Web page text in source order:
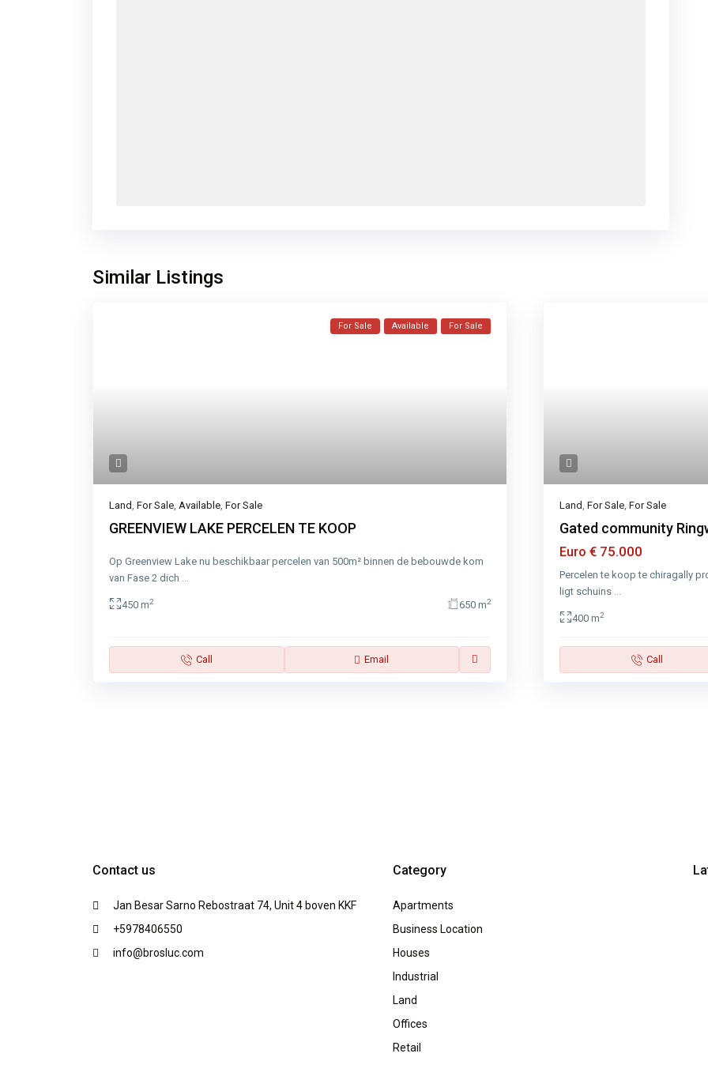
Similar Listings
For Sale Available For Sale
Land, For Sale, Available, For Sale
GREENVIEW LAKE PERCELEN TE KOOP
Op Greenview Lake nu beschikbaar percelen van 500m² binnen de bebouwde kom
van Fase 2 dich ...
450 m2 650 m2
Call Email
Land, For Sale, For Sale
Gated community
Euro € 75.000
Percelen te koop te chiragally
ligt schuins ...
400 m2
Call
Contact us
Jan Besar Sarno Rebostraat 74, Unit 4 boven KKF
+5978406550
info@brosluc.com
Category
Apartments
Business Location
Houses
Industrial
Land
Offices
Retail